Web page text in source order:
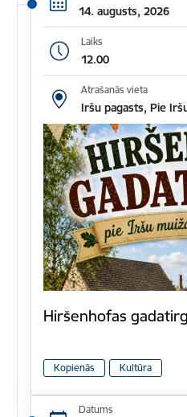
14. augusts, 2026
Laiks
12.00
Atrašanās vieta
Iršu pagasts, Pie
Hiršenhofas
Kopienās Kultūra
Datums